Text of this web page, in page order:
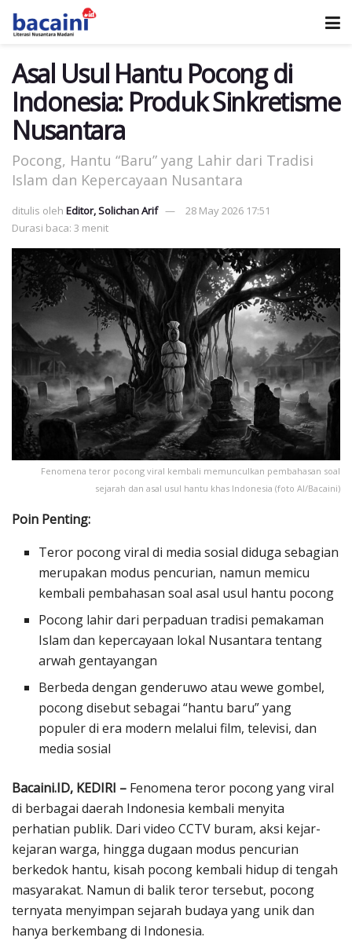
Asal Usul Hantu Pocong di
Indonesia: Produk Sinkretisme
Nusantara
Pocong, Hantu “Baru” yang Lahir dari Tradisi
Islam dan Kepercayaan Nusantara
ditulis oleh Editor, Solichan Arif
28 May 2026 17:51
Durasi baca: 3 menit
Fenomena teror pocong viral kembali memunculkan pembahasan soal
sejarah dan asal usul hantu khas Indonesia (foto AI/Bacaini)
Poin Penting:
Teror pocong viral di media sosial diduga sebagian
merupakan modus pencurian, namun memicu
kembali pembahasan soal asal usul hantu pocong
Pocong lahir dari perpaduan tradisi pemakaman
Islam dan kepercayaan lokal Nusantara tentang
arwah gentayangan
Berbeda dengan genderuwo atau wewe gombel,
pocong disebut sebagai “hantu baru” yang
populer di era modern melalui film, televisi, dan
media sosial
Bacaini.ID, KEDIRI – Fenomena teror pocong yang viral
di berbagai daerah Indonesia kembali menyita
perhatian publik. Dari video CCTV buram, aksi kejar-
kejaran warga, hingga dugaan modus pencurian
berkedok hantu, kisah pocong kembali hidup di tengah
masyarakat. Namun di balik teror tersebut, pocong
ternyata menyimpan sejarah budaya yang unik dan
hanya berkembang di Indonesia.